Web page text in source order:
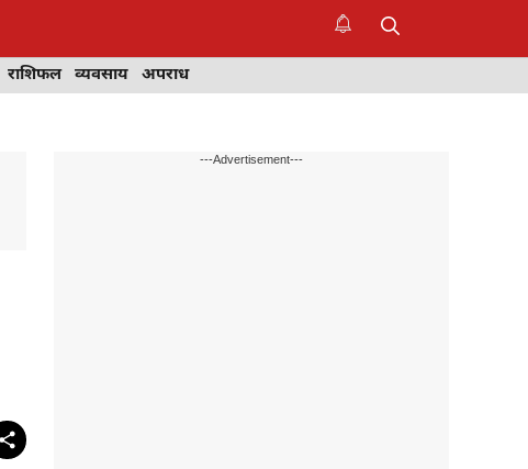
राशिफल व्यवसाय अपराध
---Advertisement---